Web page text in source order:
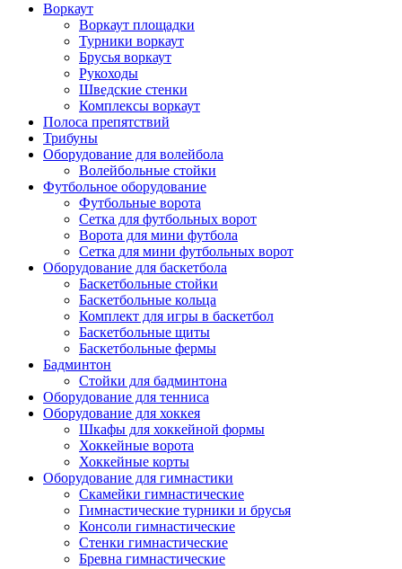
Воркаут
Воркаут площадки
Турники воркаут
Брусья воркаут
Рукоходы
Шведские стенки
Комплексы воркаут
Полоса препятствий
Трибуны
Оборудование для волейбола
Волейбольные стойки
Футбольное оборудование
Футбольные ворота
Сетка для футбольных ворот
Ворота для мини футбола
Сетка для мини футбольных ворот
Оборудование для баскетбола
Баскетбольные стойки
Баскетбольные кольца
Комплект для игры в баскетбол
Баскетбольные щиты
Баскетбольные фермы
Бадминтон
Стойки для бадминтона
Оборудование для тенниса
Оборудование для хоккея
Шкафы для хоккейной формы
Хоккейные ворота
Хоккейные корты
Оборудование для гимнастики
Скамейки гимнастические
Гимнастические турники и брусья
Консоли гимнастические
Стенки гимнастические
Бревна гимнастические